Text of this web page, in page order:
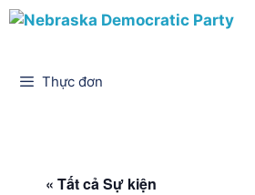
Thực đơn
« Tất cả Sự kiện